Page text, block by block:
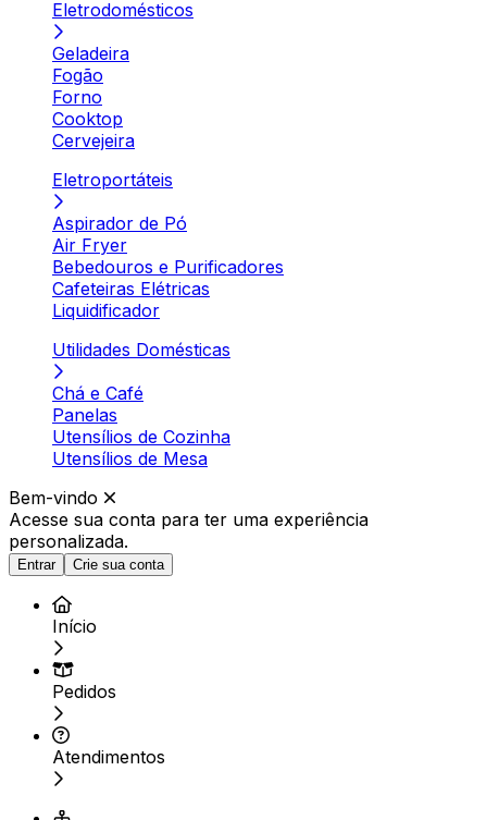
Eletrodomésticos
Geladeira
Fogão
Forno
Cooktop
Cervejeira
Eletroportáteis
Aspirador de Pó
Air Fryer
Bebedouros e Purificadores
Cafeteiras Elétricas
Liquidificador
Utilidades Domésticas
Chá e Café
Panelas
Utensílios de Cozinha
Utensílios de Mesa
Bem-vindo
Acesse sua conta para ter uma experiência
personalizada.
Entrar Crie sua conta
Início
Pedidos
Atendimentos